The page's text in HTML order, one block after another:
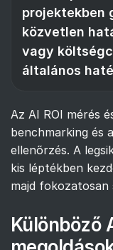
projektekben
közvetlen
vagy
általános
Az AI ROI mérés
benchmarking és
ellenőrzés. A
kis léptékben
majd fokozatosan
Különböző